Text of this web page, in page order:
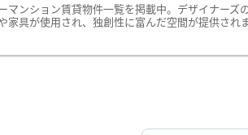
ンション賃貸物件一覧を掲載中。デザイナーズ
具が使用され、独創性に富んだ空間が提供さ